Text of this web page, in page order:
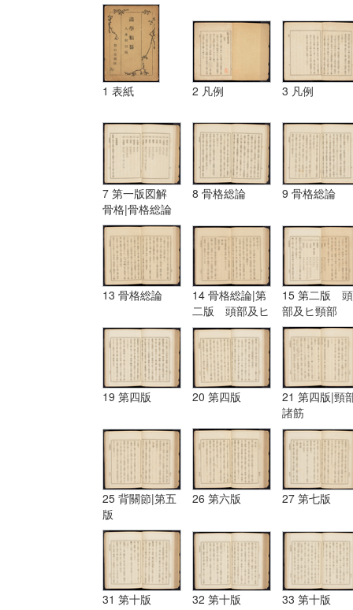
1 表紙 2 凡例 3 凡例
7 第一版図解
骨格|骨格総論
8 骨格総論 9 骨格総論
13 骨格総論
14 骨格総論|第
二版 頭部及ヒ
頸部
15 第二版 頭
部及ヒ頸部
19 第四版 20 第四版
21 第四版|頸
諸筋
25 背關節|第五
版
26 第六版 27 第七版
31 第十版 32 第十版 33 第十版